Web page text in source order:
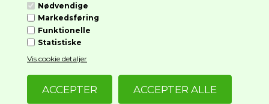
Nødvendige
Markedsføring
Funktionelle
Statistiske
Vis cookie detaljer
22,95 kr.